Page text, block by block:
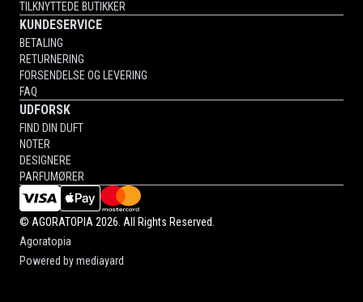
TILKNYTTEDE BUTIKKER
KUNDESERVICE
BETALING
RETURNERING
FORSENDELSE OG LEVERING
FAQ
UDFORSK
FIND DIN DUFT
NOTER
DESIGNERE
PARFUMØRER
© AGORATOPIA 2026. All Rights Reserved.
Agoratopia
Powered bymediayard